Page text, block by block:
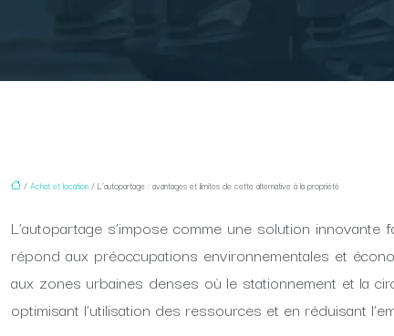
/ Achat et location / L’autopartage : avantages et limites de cette alternative à la propriété
L’autopartage s’impose comme une solution
répond aux préoccupations environnementales et
aux zones urbaines denses où le stationnement et la
optimisant l’utilisation des ressources et en réduisant